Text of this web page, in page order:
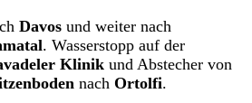
Davos und weiter nach
. Wasserstopp auf der
Klinik und Abstecher von
nachOrtolfi.